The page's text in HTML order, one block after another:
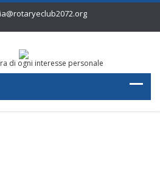
di ogni interesse personale